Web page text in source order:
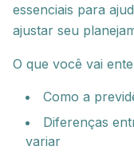
essenciais para
ajustar seu
O que você vai
Como a
Diferenças
variar